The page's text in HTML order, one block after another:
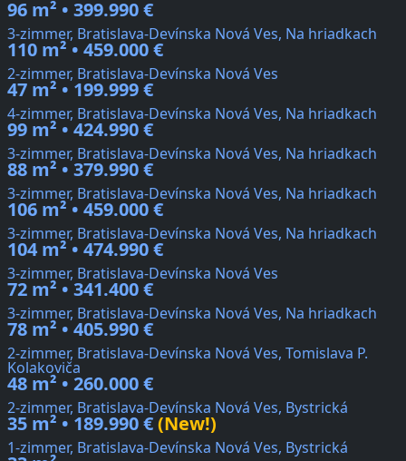
96 m² • 399.990 €
3-zimmer, Bratislava-Devínska Nová Ves, Na hriadkach
110 m² • 459.000 €
2-zimmer, Bratislava-Devínska Nová Ves
47 m² • 199.999 €
4-zimmer, Bratislava-Devínska Nová Ves, Na hriadkach
99 m² • 424.990 €
3-zimmer, Bratislava-Devínska Nová Ves, Na hriadkach
88 m² • 379.990 €
3-zimmer, Bratislava-Devínska Nová Ves, Na hriadkach
106 m² • 459.000 €
3-zimmer, Bratislava-Devínska Nová Ves, Na hriadkach
104 m² • 474.990 €
3-zimmer, Bratislava-Devínska Nová Ves
72 m² • 341.400 €
3-zimmer, Bratislava-Devínska Nová Ves, Na hriadkach
78 m² • 405.990 €
2-zimmer, Bratislava-Devínska Nová Ves, Tomislava P.
Kolakoviča
48 m² • 260.000 €
2-zimmer, Bratislava-Devínska Nová Ves, Bystrická
35 m² • 189.990 €(New!)
1-zimmer, Bratislava-Devínska Nová Ves, Bystrická